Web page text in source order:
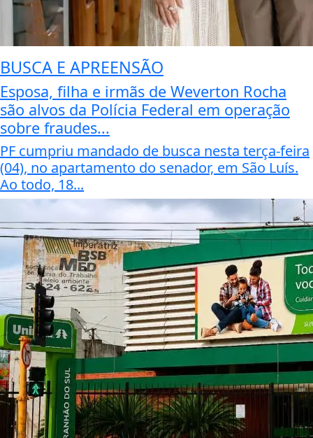
BUSCA E APREENSÃO
Esposa, filha e irmãs de Weverton Rocha
são alvos da Polícia Federal em operação
sobre fraudes...
PF cumpriu mandado de busca nesta terça-feira
(04), no apartamento do senador, em São Luís.
Ao todo, 18...